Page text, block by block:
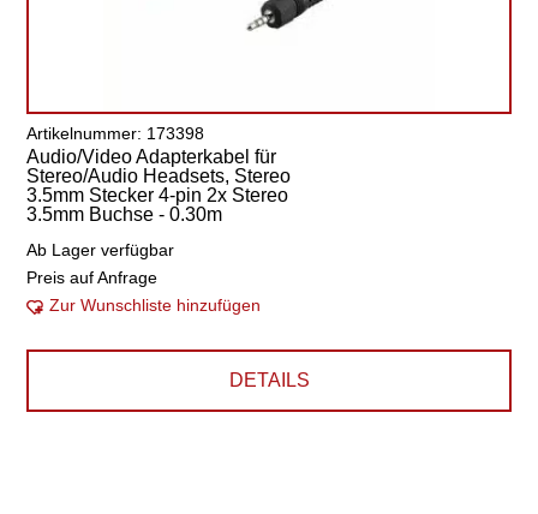
Artikelnummer: 173398
Audio/Video Adapterkabel für
Stereo/Audio Headsets, Stereo
3.5mm Stecker 4-pin 2x Stereo
3.5mm Buchse - 0.30m
Ab Lager verfügbar
Preis auf Anfrage
Zur Wunschliste hinzufügen
DETAILS